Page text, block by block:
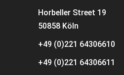
Horbeller Street 19
50858 Köln
+49 (0)221 64306610
+49 (0)221 64306611